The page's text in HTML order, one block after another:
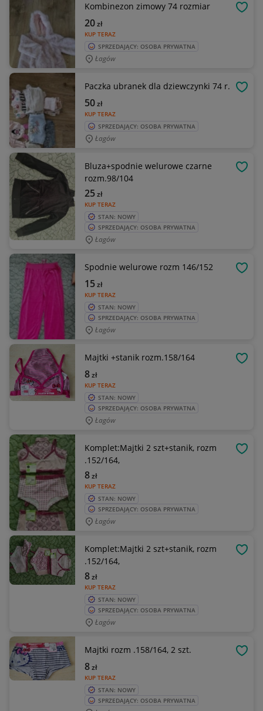
Kombinezon zimowy 74 rozmiar
KUP TERAZ
20zł
SPRZEDAJĄCY: OSOBA PRYWATNA
Łagów
Paczka ubranek dla dziewczynki 74 r.
KUP TERAZ
50zł
SPRZEDAJĄCY: OSOBA PRYWATNA
Łagów
Bluza+spodnie welurowe czarne
rozm.98/104
KUP TERAZ
25zł
STAN: NOWY
SPRZEDAJĄCY: OSOBA PRYWATNA
Łagów
Spodnie welurowe rozm 146/152
KUP TERAZ
15zł
STAN: NOWY
SPRZEDAJĄCY: OSOBA PRYWATNA
Łagów
Majtki +stanik rozm.158/164
KUP TERAZ
8zł
STAN: NOWY
SPRZEDAJĄCY: OSOBA PRYWATNA
Łagów
Komplet:Majtki 2 szt+stanik, rozm
.152/164,
KUP TERAZ
8zł
STAN: NOWY
SPRZEDAJĄCY: OSOBA PRYWATNA
Łagów
Komplet:Majtki 2 szt+stanik, rozm
.152/164,
KUP TERAZ
8zł
STAN: NOWY
SPRZEDAJĄCY: OSOBA PRYWATNA
Łagów
Majtki rozm .158/164, 2 szt.
KUP TERAZ
8zł
STAN: NOWY
SPRZEDAJĄCY: OSOBA PRYWATNA